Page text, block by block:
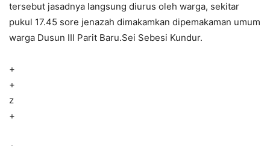
tersebut jasadnya langsung diurus oleh warga, sekitar
pukul 17.45 sore jenazah dimakamkan dipemakaman umum
warga Dusun III Parit Baru.Sei Sebesi Kundur.
+
+
z
+